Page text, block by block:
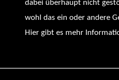
dabei überhaupt nicht
wohl das ein oder andere
Hier gibt es mehr